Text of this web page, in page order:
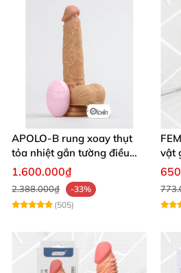
APOLO-B rung xoay thụt
tỏa nhiệt gắn tường điều
khiển từ xa đa chế độ
1.600.000₫
2.388.000₫
-33%
(505)
vật